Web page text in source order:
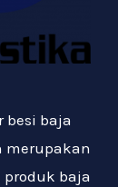
baja
merupakan
baja